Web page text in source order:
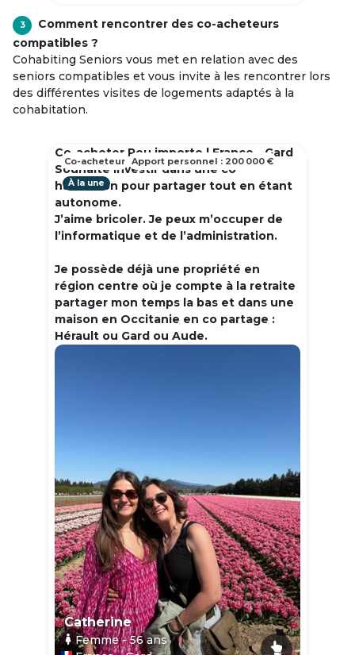
3
Comment rencontrer des co-acheteurs
compatibles ?
Cohabiting Seniors vous met en relation avec des
seniors compatibles et vous invite à les rencontrer lors
des différentes visites de logements adaptés à la
cohabitation.
Co-acheter Peu importe | France - Gard
Souhaite investir dans une co
habitation pour partager tout en étant
autonome.
J’aime bricoler. Je peux m’occuper de
l’informatique et de l’administration.
Je possède déjà une propriété en
région centre où je compte à la retraite
partager mon temps la bas et dans une
maison en Occitanie en co partage :
Hérault ou Gard ou Aude.
À la une
Catherine
Femme- 56ans
Co-acheteur Apport personnel : 200 000 €